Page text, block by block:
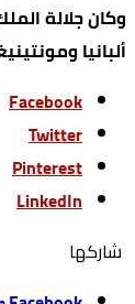
وكان جلالة
ألبانيا
Facebook
Twitter
Pinterest
LinkedIn
‫‫ شاركها‬